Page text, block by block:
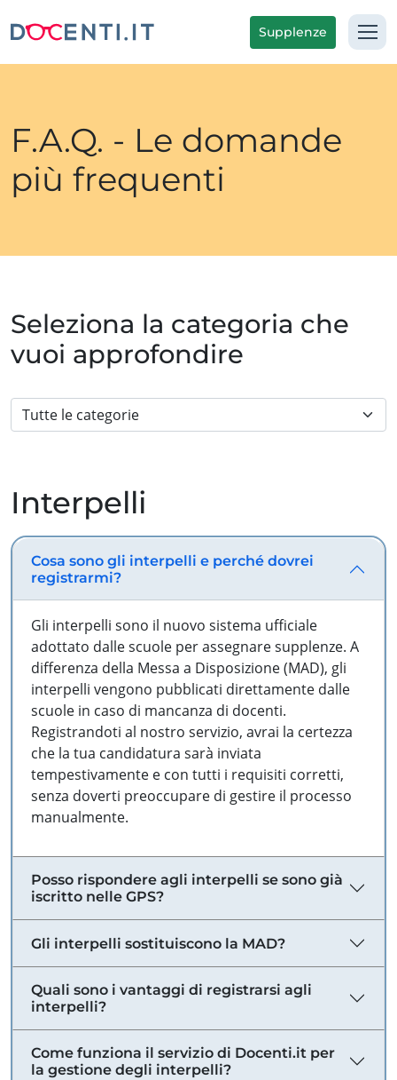
Supplenze
F.A.Q. - Le domande
più frequenti
Seleziona la categoria che
vuoi approfondire
Interpelli
Cosa sono gli interpelli e perché dovrei
registrarmi?
Gli interpelli sono il nuovo sistema ufficiale
adottato dalle scuole per assegnare supplenze. A
differenza della Messa a Disposizione (MAD), gli
interpelli vengono pubblicati direttamente dalle
scuole in caso di mancanza di docenti.
Registrandoti al nostro servizio, avrai la certezza
che la tua candidatura sarà inviata
tempestivamente e con tutti i requisiti corretti,
senza doverti preoccupare di gestire il processo
manualmente.
Posso rispondere agli interpelli se sono già
iscritto nelle GPS?
Gli interpelli sostituiscono la MAD?
Quali sono i vantaggi di registrarsi agli
interpelli?
Come funziona il servizio di Docenti.it per
la gestione degli interpelli?